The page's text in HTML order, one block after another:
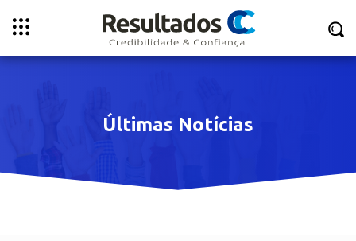
Últimas Notícias